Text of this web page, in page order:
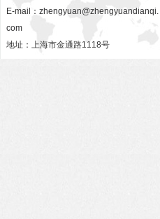
E-mail： zhengyuan@zhengyuandianqi.
com
地址：上海市金通路1118号